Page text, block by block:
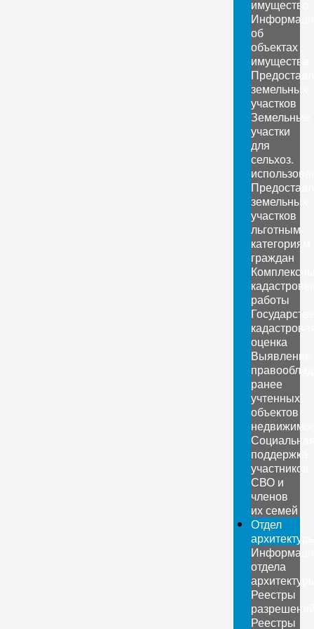
имущество
об
объектах
имущества
земельных
участков
Земельные
участки
для
сельхоз.
земельных
участков
льготным
категориям
граждан
работы
оценка
Выявление
ранее
учтенных
объектов
поддержка
участников
СВО и
членов
их семей
Отдел
отдела
Реестры
Реестры